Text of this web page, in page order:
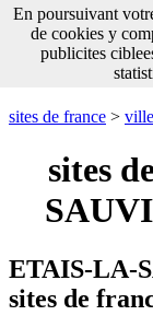
sites
france
par
J K L
Q S
___
___
___ sites de
sites de france >
sites
ETAIS-LA-
sites de
En poursuivant
de cookies y
publicites